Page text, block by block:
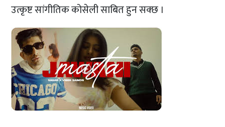
उत्कृष्ट सांगीतिक कोसेली साबित हुन सक्छ ।